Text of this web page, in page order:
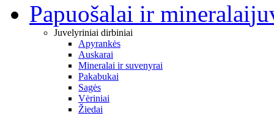
Papuošalai ir mineralai
Juvelyriniai dirbiniai
Apyrankės
Auskarai
Mineralai ir suvenyrai
Pakabukai
Sagės
Vėriniai
Žiedai